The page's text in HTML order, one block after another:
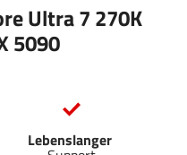
Ultra 7 270K
5090
Lebenslanger